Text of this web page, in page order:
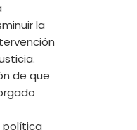
la
de que
política